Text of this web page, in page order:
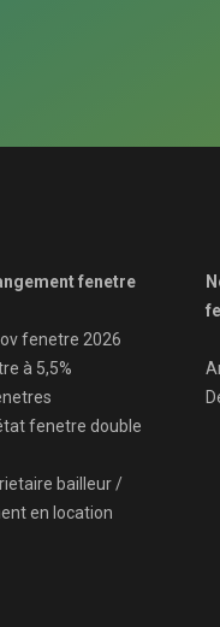
fenetre
fenetre 2026
à 5,5%
fenetre double
bailleur /
en location